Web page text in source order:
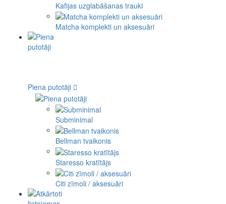
Kafijas uzglabāšanas trauki
Matcha komplekti un aksesuāri
Piena putotāji
Subminimal
Bellman tvaikonis
Staresso kratītājs
Citi zīmoli / aksesuāri